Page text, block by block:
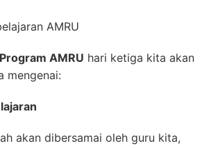
Program AMRU hari ketiga kita akan
mengenai:
akan dibersamai oleh guru kita,